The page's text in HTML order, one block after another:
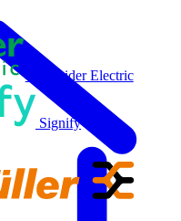
Schneider Electric
Signify